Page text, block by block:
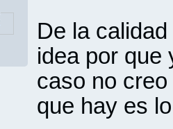
De la
idea por que
caso no
que hay es